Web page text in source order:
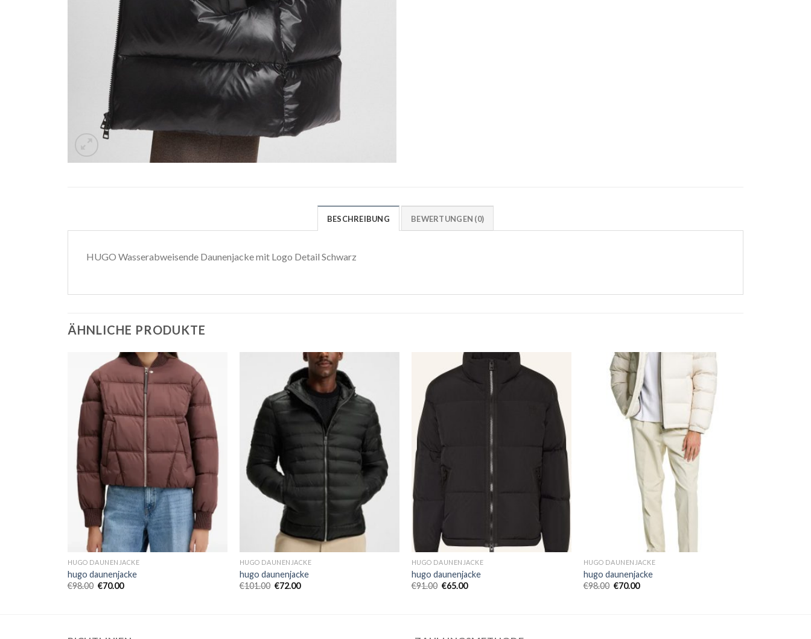
BESCHREIBUNG BEWERTUNGEN (0)
HUGO Wasserabweisende Daunenjacke mit Logo Detail Schwarz
ÄHNLICHE PRODUKTE
HUGO DAUNENJACKE
hugo daunenjacke
€98.00 €70.00
HUGO DAUNENJACKE
hugo daunenjacke
€101.00 €72.00
HUGO DAUNENJACKE
hugo daunenjacke
€91.00 €65.00
HUGO DAUNENJACKE
hugo daunenjacke
€98.00 €70.00